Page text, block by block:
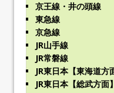
京王線・井の頭線
東急線
京急線
JR山手線
JR常磐線
JR東日本【東海道方
JR東日本【総武方面】